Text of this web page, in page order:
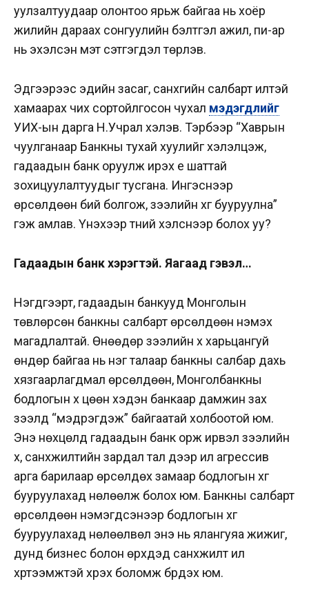
уулзалтуудаар олонтоо ярьж байгаа нь хоёр
жилийн дараах сонгуулийн бэлтгэл ажил, пи-ар
нь эхэлсэн мэт сэтгэгдэл төрүүлэв.
Эдгээрээс эдийн засаг, санхүүгийн салбарт илүүтэй
хамаарах чих сортойлгосон чухал мэдэгдлийг
УИХ-ын дарга Н.Учрал хэлэв. Тэрбээр “Хаврын
чуулганаар Банкны тухай хуулийг хэлэлцэж,
гадаадын банк оруулж ирэх үе шаттай
зохицуулалтуудыг тусгана. Ингэснээр
өрсөлдөөн бий болгож, зээлийн хүүг бууруулна”
гэж амлав. Үнэхээр түүний хэлснээр болох уу?
Гадаадын банк хэрэгтэй. Яагаад гэвэл…
Нэгдүгээрт, гадаадын банкууд Монголын
төвлөрсөн банкны салбарт өрсөлдөөн нэмэх
магадлалтай. Өнөөдөр зээлийн хүү харьцангуй
өндөр байгаа нь нэг талаар банкны салбар дахь
хязгаарлагдмал өрсөлдөөн, Монголбанкны
бодлогын хүү цөөн хэдэн банкаар дамжин зах
зээлд “мэдрэгдэж” байгаатай холбоотой юм.
Энэ нөхцөлд гадаадын банк орж ирвэл зээлийн
хүү, санхүүжилтийн зардал тал дээр илүү агрессив
арга барилаар өрсөлдөх замаар бодлогын хүүг
бууруулахад нөлөөлж болох юм. Банкны салбарт
өрсөлдөөн нэмэгдсэнээр бодлогын хүүг
бууруулахад нөлөөлвөл энэ нь ялангуяа жижиг,
дунд бизнес болон өрхүүдэд санхүүжилт илүү
хүртээмжтэй хүрэх боломж бүрдэх юм.